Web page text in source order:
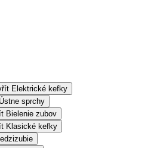
Elektrické kefky
Ústne sprchy
Bielenie zubov
Klasické kefky